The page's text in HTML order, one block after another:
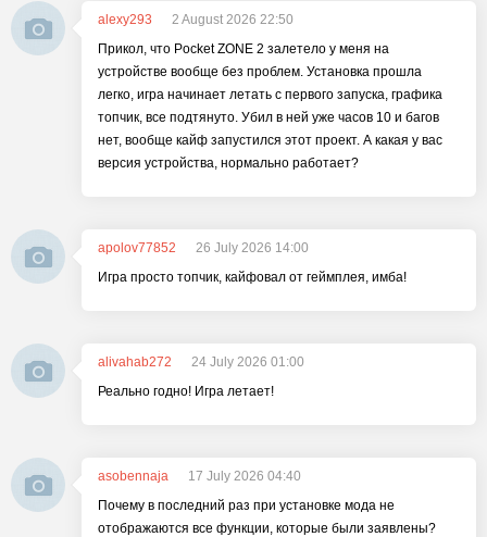
alexy293
2 August 2026 22:50
Прикол, что Pocket ZONE 2 залетело у меня на
устройстве вообще без проблем. Установка прошла
легко, игра начинает летать с первого запуска, графика
топчик, все подтянуто. Убил в ней уже часов 10 и багов
нет, вообще кайф запустился этот проект. А какая у вас
версия устройства, нормально работает?
apolov77852
26 July 2026 14:00
Игра просто топчик, кайфовал от геймплея, имба!
alivahab272
24 July 2026 01:00
Реально годно! Игра летает!
asobennaja
17 July 2026 04:40
Почему в последний раз при установке мода не
отображаются все функции, которые были заявлены?